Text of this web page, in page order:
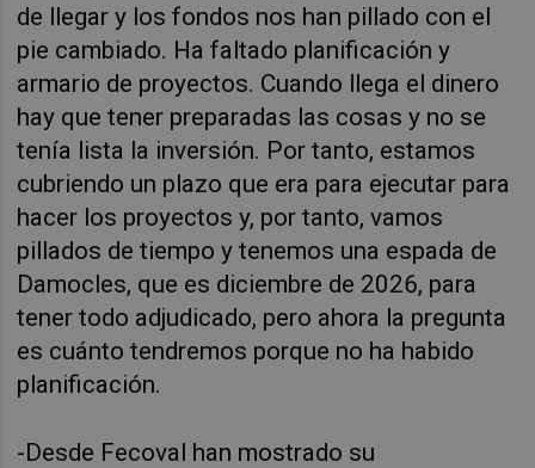
de llegar y los fondos nos han pillado con el
pie cambiado. Ha faltado planificación y
armario de proyectos. Cuando llega el dinero
hay que tener preparadas las cosas y no se
tenía lista la inversión. Por tanto, estamos
cubriendo un plazo que era para ejecutar para
hacer los proyectos y, por tanto, vamos
pillados de tiempo y tenemos una espada de
Damocles, que es diciembre de 2026, para
tener todo adjudicado, pero ahora la pregunta
es cuánto tendremos porque no ha habido
planificación.
-Desde Fecoval han mostrado su